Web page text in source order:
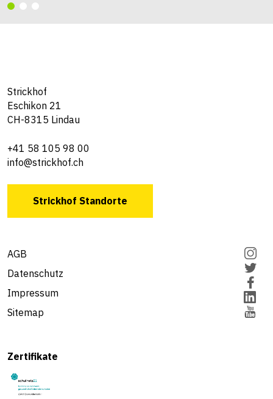
Strickhof
Eschikon 21
CH-8315 Lindau
+41 58 105 98 00
info@strickhof.ch
Strickhof Standorte
AGB
Datenschutz
Impressum
Sitemap
Zertifikate